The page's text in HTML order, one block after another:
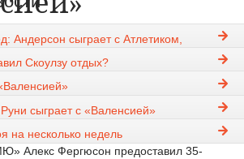
23:18 1119
Юнайтед
» Пол Скоулз пропустит
Алекс Фергюсон предоставил 35-
Андерсон сыграет с Атлетиком,
Скоулзу отдых?
сыграет с «Валенсией»
на несколько недель